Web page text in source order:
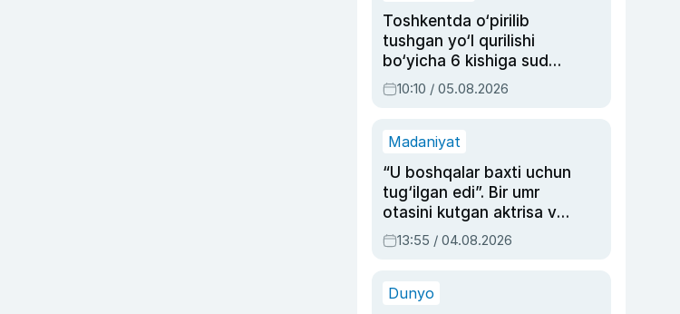
Toshkentda o‘pirilib
tushgan yo‘l qurilishi
bo‘yicha 6 kishiga sud
hukmi o‘qildi
10:10 / 05.08.2026
Madaniyat
“U boshqalar baxti uchun
tug‘ilgan edi”. Bir umr
otasini kutgan aktrisa va
dublyaj ustasi Rimma
Ahmedovaning
13:55 / 04.08.2026
Dunyo